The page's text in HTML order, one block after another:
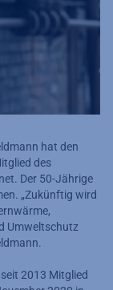
hat den
des
Der 50-Jährige
„Zukünftig wird
Umweltschutz
2013 Mitglied